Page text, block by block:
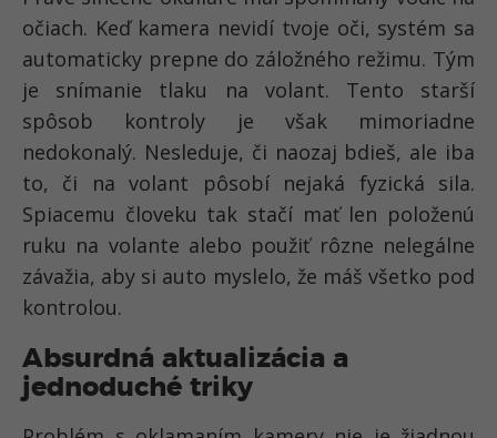
očiach. Keď kamera nevidí tvoje oči, systém sa
automaticky prepne do záložného režimu. Tým
je snímanie tlaku na volant. Tento starší
spôsob kontroly je však mimoriadne
nedokonalý. Nesleduje, či naozaj bdieš, ale iba
to, či na volant pôsobí nejaká fyzická sila.
Spiacemu človeku tak stačí mať len položenú
ruku na volante alebo použiť rôzne nelegálne
závažia, aby si auto myslelo, že máš všetko pod
kontrolou.
Absurdná aktualizácia a
jednoduché triky